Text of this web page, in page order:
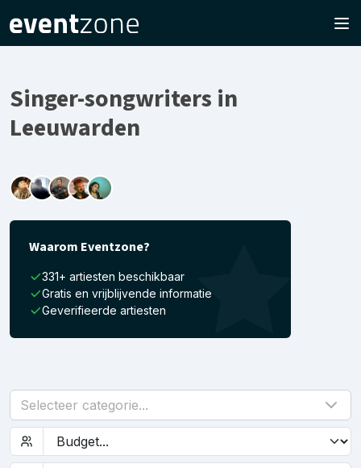
Singer-songwriters in
Leeuwarden
Waarom Eventzone?
331+ artiesten beschikbaar
Gratis en vrijblijvende informatie
Geverifieerde artiesten
Selecteer categorie...